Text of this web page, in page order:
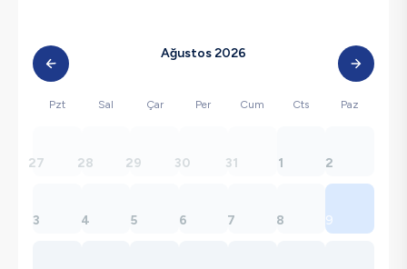
Ağustos 2026
Pzt Sal Çar Per Cum Cts Paz
27 28 29 30 31 1 2
3 4 5 6 7 8 9